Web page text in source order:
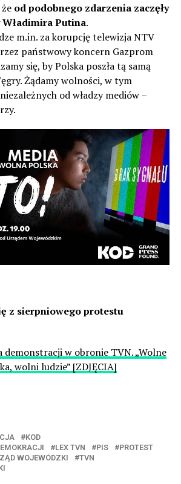
od podobnego zdarzenia zaczęły
Putina.
m.in. za korupcję telewizja NTV
państwowy koncern Gazprom
się, by Polska poszła tą samą
Żądamy wolności, w tym
od władzy mediów –
z sierpniowego protestu
demonstracji w obronie TVN. „Wolne
wolni ludzie” [ZDJĘCIA]
KOD
LEX TVN PIS
PROTEST
WOJEWÓDZKI
TVN